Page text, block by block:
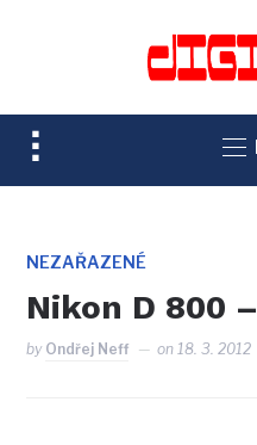
TOGGLE
SIDEBAR
NAVIGATION
NEZAŘAZENÉ
Nikon D 800
by Ondřej Neff on18. 3. 2012